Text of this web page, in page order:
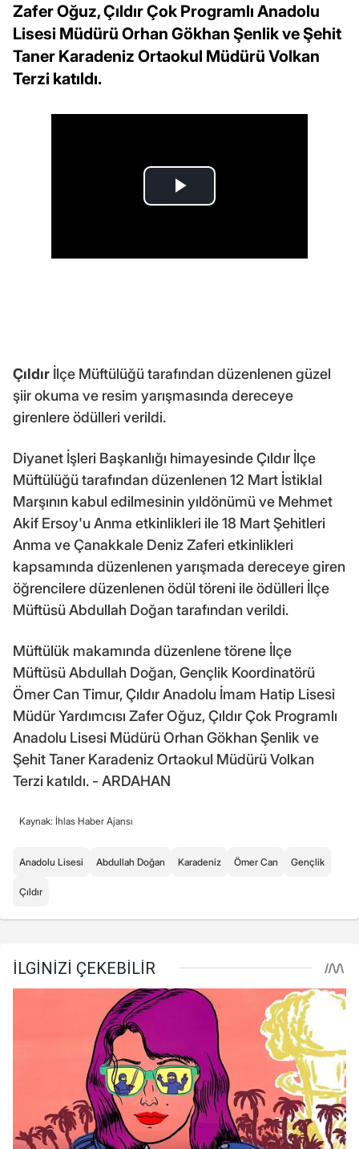
Zafer Oğuz, Çıldır Çok Programlı Anadolu
Lisesi Müdürü Orhan Gökhan Şenlik ve Şehit
Taner Karadeniz Ortaokul Müdürü Volkan
Terzi katıldı.
Çıldır İlçe Müftülüğü tarafından düzenlenen güzel
şiir okuma ve resim yarışmasında dereceye
girenlere ödülleri verildi.
Diyanet İşleri Başkanlığı himayesinde Çıldır İlçe
Müftülüğü tarafından düzenlenen 12 Mart İstiklal
Marşının kabul edilmesinin yıldönümü ve Mehmet
Akif Ersoy'u Anma etkinlikleri ile 18 Mart Şehitleri
Anma ve Çanakkale Deniz Zaferi etkinlikleri
kapsamında düzenlenen yarışmada dereceye giren
öğrencilere düzenlenen ödül töreni ile ödülleri İlçe
Müftüsü Abdullah Doğan tarafından verildi.
Müftülük makamında düzenlene törene İlçe
Müftüsü Abdullah Doğan, Gençlik Koordinatörü
Ömer Can Timur, Çıldır Anadolu İmam Hatip Lisesi
Müdür Yardımcısı Zafer Oğuz, Çıldır Çok Programlı
Anadolu Lisesi Müdürü Orhan Gökhan Şenlik ve
Şehit Taner Karadeniz Ortaokul Müdürü Volkan
Terzi katıldı. - ARDAHAN
Kaynak: İhlas Haber Ajansı
Anadolu Lisesi Abdullah Doğan Karadeniz Ömer Can Gençlik
Çıldır